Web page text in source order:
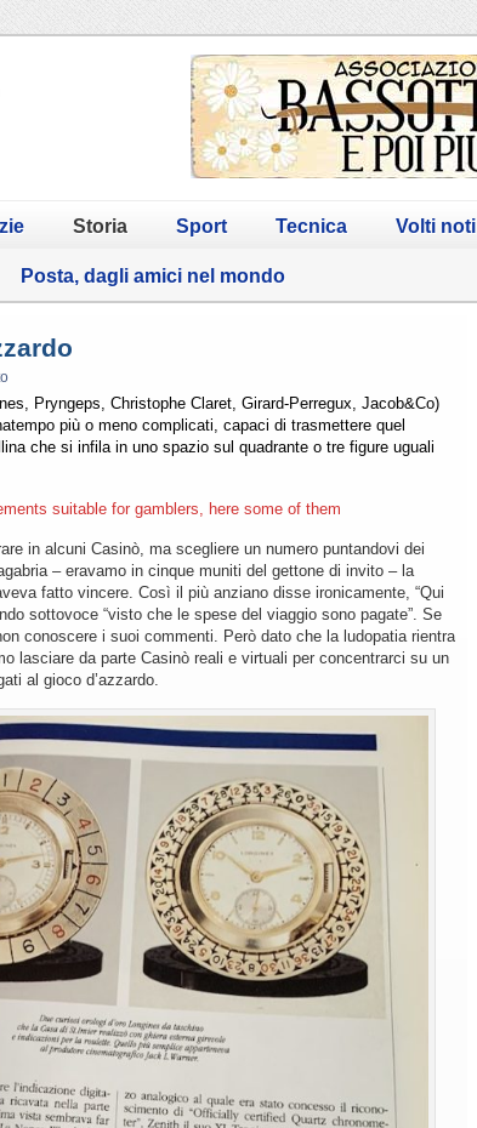
Storia Sport Tecnica Volti noti
Posta, dagli amici nel mondo
Pryngeps, Christophe Claret, Girard-Perregux, Jacob&Co)
più o meno complicati, capaci di trasmettere quel
che si infila in uno spazio sul quadrante o tre figure uguali
suitable for gamblers, here some of them
in alcuni Casinò, ma scegliere un numero puntandovi dei
– eravamo in cinque muniti del gettone di invito – la
fatto vincere. Così il più anziano disse ironicamente, “Qui
sottovoce “visto che le spese del viaggio sono pagate”. Se
conoscere i suoi commenti. Però dato che la ludopatia rientra
lasciare da parte Casinò reali e virtuali per concentrarci su un
al gioco d’azzardo.